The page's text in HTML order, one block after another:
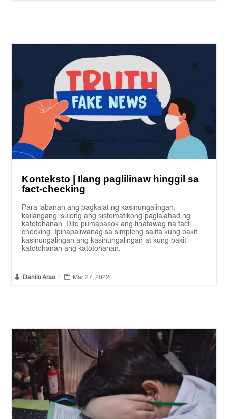
Konteksto | Ilang paglilinaw hinggil sa
fact-checking
Para labanan ang pagkalat ng kasinungalingan,
kailangang isulong ang sistematikong paglalahad ng
katotohanan. Dito pumapasok ang tinatawag na fact-
checking. Ipinapaliwanag sa simpleng salita kung bakit
kasinungalingan ang kasinungalingan at kung bakit
katotohanan ang katotohanan.
 Danilo Arao  Mar 27, 2022